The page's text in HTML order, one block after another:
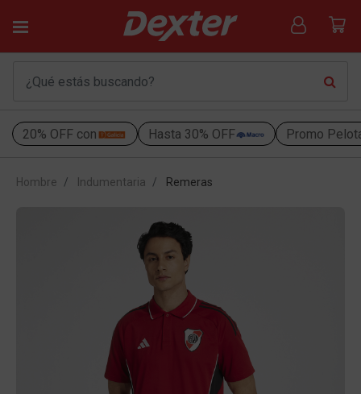
20% OFF con Hasta 30% OFF Promo
Hombre Indumentaria Remeras